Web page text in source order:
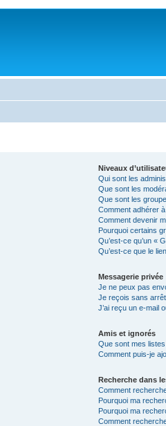
Niveaux
Qui sont les
Que sont les
Que sont les
Comment adhérer
Comment devenir
Pourquoi certains
Qu’est-ce qu’un «
Qu’est-ce que le
Messagerie privée
Je ne peux pas
Je reçois sans
J’ai reçu un e-mail
Amis et ignorés
Que sont mes listes
Comment puis-je
Recherche dans
Comment
Pourquoi ma
Pourquoi ma
Comment